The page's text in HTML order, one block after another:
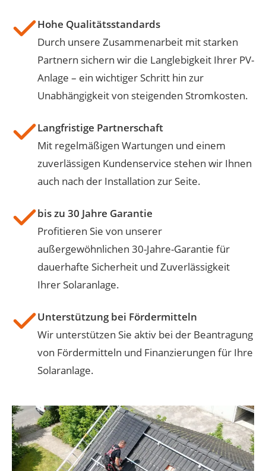
Hohe Qualitätsstandards
Durch unsere Zusammenarbeit mit starken
Partnern sichern wir die Langlebigkeit Ihrer PV-
Anlage – ein wichtiger Schritt hin zur
Unabhängigkeit von steigenden Stromkosten.
Langfristige Partnerschaft
Mit regelmäßigen Wartungen und einem
zuverlässigen Kundenservice stehen wir Ihnen
auch nach der Installation zur Seite.
bis zu 30 Jahre Garantie
Profitieren Sie von unserer
außergewöhnlichen 30-Jahre-Garantie für
dauerhafte Sicherheit und Zuverlässigkeit
Ihrer Solaranlage.
Unterstützung bei Fördermitteln
Wir unterstützen Sie aktiv bei der Beantragung
von Fördermitteln und Finanzierungen für Ihre
Solaranlage.